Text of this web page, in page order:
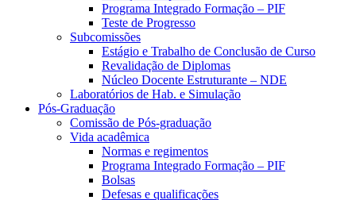
Programa Integrado Formação – PIF
Teste de Progresso
Subcomissões
Estágio e Trabalho de Conclusão de Curso
Revalidação de Diplomas
Núcleo Docente Estruturante – NDE
Laboratórios de Hab. e Simulação
Pós-Graduação
Comissão de Pós-graduação
Vida acadêmica
Normas e regimentos
Programa Integrado Formação – PIF
Bolsas
Defesas e qualificações